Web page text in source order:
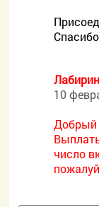
10
Добрый
число